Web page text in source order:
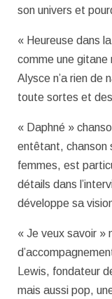
son univers et
« Heureuse dans
comme une
Alysce n’a rien de
toute sortes et
« Daphné »
entêtant, chanson
femmes, est
détails dans
développe sa
« Je veux savoir »
Lewis, fondateur
mais aussi pop,